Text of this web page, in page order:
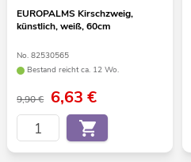
EUROPALMS Kirschzweig,
künstlich, weiß, 60cm
No. 82530565
Bestand reicht ca. 12 Wo.
9,90 € 6,63€